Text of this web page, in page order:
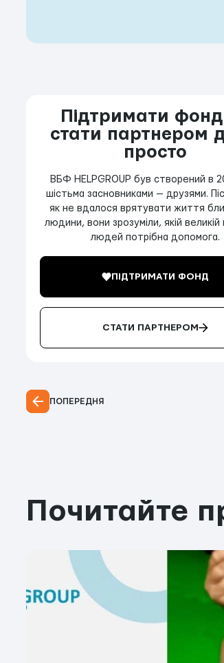
Підтримати
стати партнером
просто
ВБФ HELPGROUP був створений в
шістьма засновниками — друзями.
як не вдалося врятувати життя
людини, вони зрозуміли, якій великій
людей потрібна допомога.
ПІДТРИМАТИ ФОНД
СТАТИ ПАРТНЕРОМ
ПОПЕРЕДНЯ
Почитайте